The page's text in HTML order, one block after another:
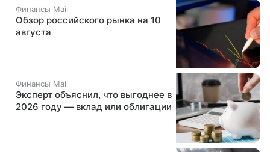
Финансы Mail
Обзор российского рынка на 10
августа
Финансы Mail
Эксперт объяснил, что выгоднее в
2026 году — вклад или облигации